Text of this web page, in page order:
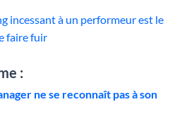
incessant à un performeur est le
faire fuir
:
ne se reconnaît pas à son